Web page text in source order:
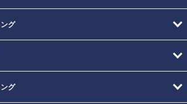
グ
グ